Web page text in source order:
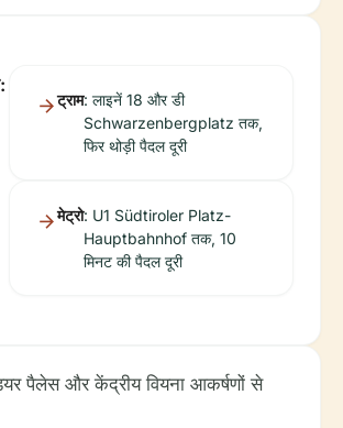
ट्राम: लाइनें 18 और डी
Schwarzenbergplatz तक,
फिर थोड़ी पैदल दूरी
मेट्रो: U1 Südtiroler Platz-
Hauptbahnhof तक, 10
मिनट की पैदल दूरी
पैलेस और केंद्रीय वियना आकर्षणों से